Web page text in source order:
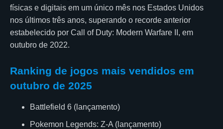
físicas e digitais em um único mês nos Estados Unidos
nos últimos três anos, superando o recorde anterior
estabelecido por Call of Duty: Modern Warfare II, em
outubro de 2022.
Ranking de jogos mais vendidos em
outubro de 2025
Battlefield 6 (lançamento)
Pokemon Legends: Z-A (lançamento)